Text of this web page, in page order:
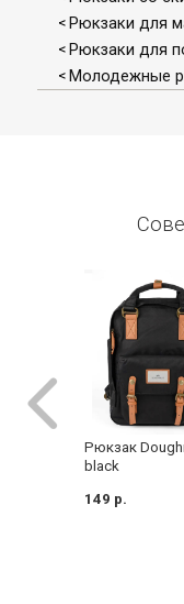
< Рюкзаки для
< Рюкзаки для
< Молодежные
Рюкзак
black
149 р.